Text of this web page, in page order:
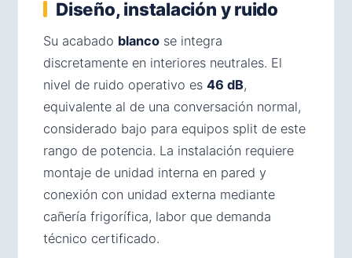
Diseño, instalación y ruido
Su acabado blanco se integra
discretamente en interiores neutrales. El
nivel de ruido operativo es 46 dB,
equivalente al de una conversación normal,
considerado bajo para equipos split de este
rango de potencia. La instalación requiere
montaje de unidad interna en pared y
conexión con unidad externa mediante
cañería frigorífica, labor que demanda
técnico certificado.